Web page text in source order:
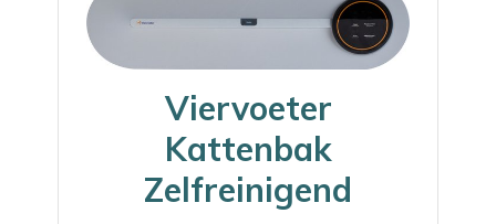
Viervoeter
Kattenbak
Zelfreinigend